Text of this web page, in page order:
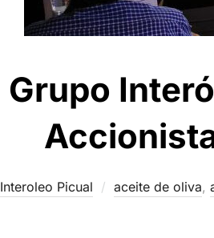
Grupo
Interoleo Picual aceite de oliva,